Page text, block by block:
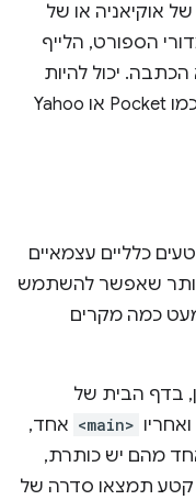
אוקיאניה או של
הספורט, הלייף
יכול להיות
שהמאמר יופיע גם באתרים אחרים, כמו Pocket או Yahoo
כלליים עצמאיים
יותר שאפשר להשתמש
כמה מקרים
בדף הבית של
<main> אחד,
מהם יש כותרת,
קטע תמצאו סדרה של